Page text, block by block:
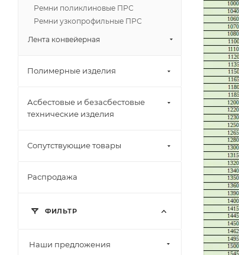
Ремни поликлиновые ПРС
Ремни узкопрофильные ПРС
Лента конвейерная
Полимерные изделия
Асбестовые и безасбестовые
технические изделия
Сопутствующие товары
Распродажа
ФИЛЬТР
Наши предложения